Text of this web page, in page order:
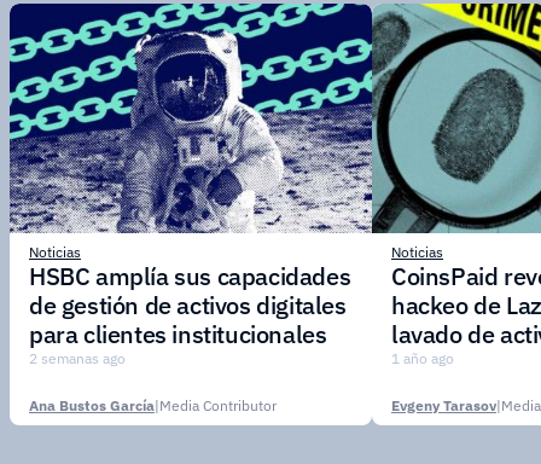
Noticias
HSBC amplía sus capacidades
de gestión de activos digitales
para clientes institucionales
2 semanas ago
Ana Bustos García|Media Contributor
Noticias
CoinsPaid
hackeo de
lavado de
1 año ago
Evgeny Tarasov|